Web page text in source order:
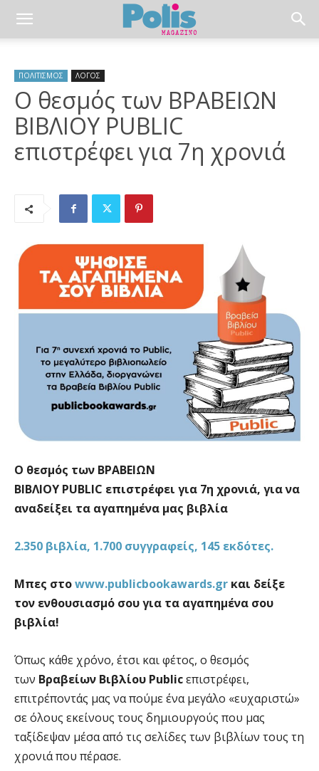
ΠΟΛΙΤΙΣΜΟΣ ΛΟΓΟΣ
Ο θεσμός των ΒΡΑΒΕΙΩΝ
ΒΙΒΛΙΟΥ PUBLIC
επιστρέφει για 7η χρονιά
Ο θεσμός των ΒΡΑΒΕΙΩΝ
ΒΙΒΛΙΟΥ PUBLIC επιστρέφει για 7η χρονιά, για να
αναδείξει τα αγαπημένα μας βιβλία
2.350 βιβλία, 1.700 συγγραφείς, 145 εκδότες.
Μπες στοwww.publicbookawards.gr και δείξε
τον ενθουσιασμό σου για τα αγαπημένα σου
βιβλία!
Όπως κάθε χρόνο, έτσι και φέτος, ο θεσμός
των Βραβείων Βιβλίου Publicεπιστρέφει,
επιτρέποντάς μας να πούμε ένα μεγάλο «ευχαριστώ»
σε όλους εκείνους τους δημιουργούς που μας
ταξίδεψαν μέσα από τις σελίδες των βιβλίων τους τη
χρονιά που πέρασε.